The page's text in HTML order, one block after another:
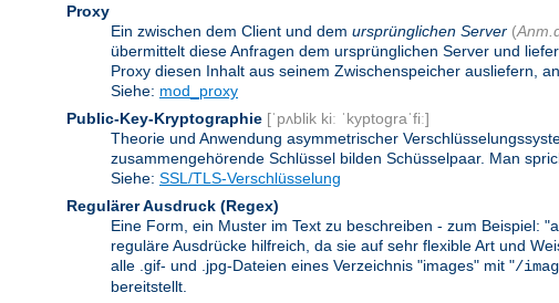
Proxy
Ein zwischen dem Client und dem ursprünglichen Server (
übermittelt diese Anfragen dem ursprünglichen Server und
Proxy diesen Inhalt aus seinem Zwischenspeicher ausliefern,
Siehe: mod_proxy
Public-Key-Kryptographie [ˈpʌblik kiː ˈkyptograˈfiː]
Theorie und Anwendung asymmetrischer
zusammengehörende Schlüssel bilden Schüsselpaar. Man
Siehe: SSL/TLS-Verschlüsselung
Regulärer Ausdruck (Regex)
Eine Form, ein Muster im Text zu beschreiben - zum Beispiel:
reguläre Ausdrücke hilfreich, da sie auf sehr flexible Art und
alle .gif- und .jpg-Dateien eines Verzeichnis "images" mit "/
bereitstellt.